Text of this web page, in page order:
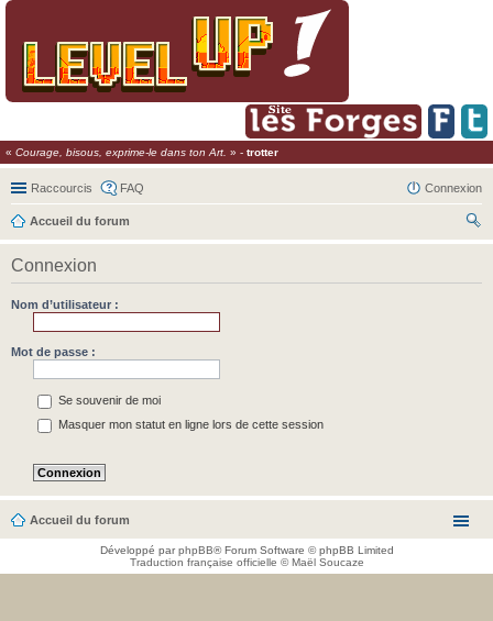
« Courage, bisous, exprime-le dans ton Art. » - trotter
Raccourcis FAQ Connexion
Accueil du forum
ec
Connexion
Nom d’utilisateur :
Mot de passe :
Se souvenir de moi
Masquer mon statut en ligne lors de cette session
Accueil du forum
Développé parphpBB® Forum Software © phpBB Limited
Traduction française officielle ©Maël Soucaze